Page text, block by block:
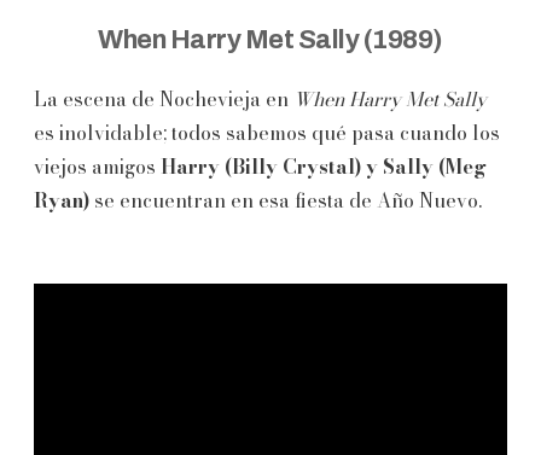
When Harry Met Sally (1989)
La escena de Nochevieja en When Harry Met Sally
es inolvidable; todos sabemos qué pasa cuando los
viejos amigos Harry (Billy Crystal) y Sally (Meg
Ryan) se encuentran en esa fiesta de Año Nuevo.